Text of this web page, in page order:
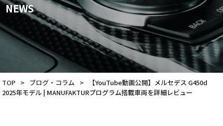
NEWS
TOP > ブログ・コラム >
【YouTube動画公開】メルセデス G450d
2025年モデル | MANUFAKTURプログラム搭載車両を詳細レビュー